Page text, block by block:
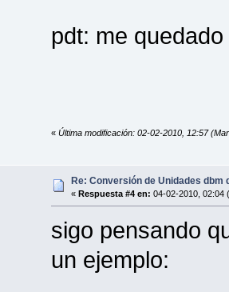
pdt: me
« Última modificación: 02-02-2010, 12:57
Re: Conversión de Unidades dbm
« Respuesta #4 en: 04-02-2010, 02:04
sigo pensando
un ejemplo: